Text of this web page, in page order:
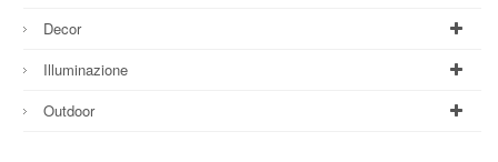
Decor
Illuminazione
Outdoor